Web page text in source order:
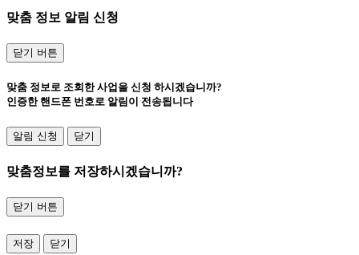
맞춤 정보 알림 신청
닫기 버튼
맞춤 정보로 조회한 사업을 신청 하시겠습니까?
인증한 핸드폰 번호로 알림이 전송됩니다
알림 신청 닫기
맞춤정보를 저장하시겠습니까?
닫기 버튼
저장 닫기